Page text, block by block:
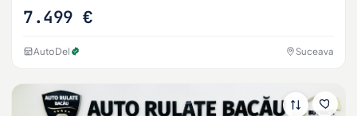
7.499 €
AutoDel Suceava